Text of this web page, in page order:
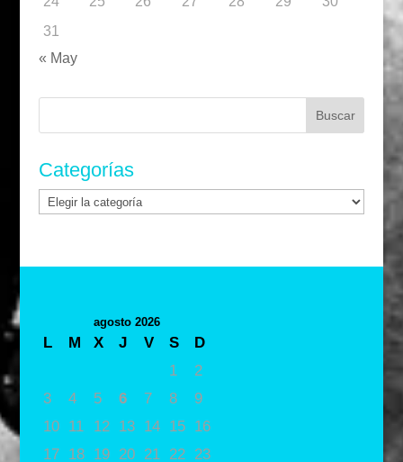
31
« May
Buscar:
Categorías
Categorías
agosto 2026
L M X J V S
D
1
2
3
4 5 6 7 8
9
10
11 12 13 14 15
16
17
18 19 20 21 22 23